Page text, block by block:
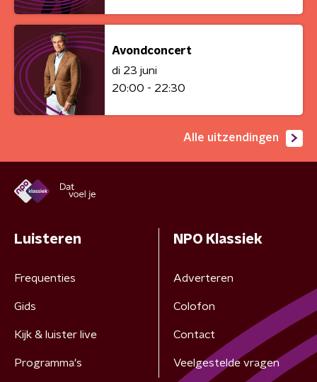
Avondconcert
di 23 juni
20:00 - 22:30
Alle uitzendingen
Luisteren
Frequenties
Gids
Kijk & luister live
Programma's
NPO Klassiek
Adverteren
Colofon
Contact
Veelgestelde vragen